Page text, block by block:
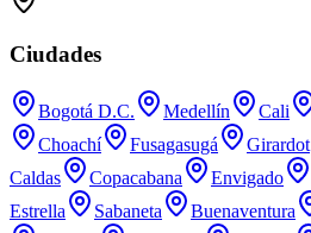
Ciudades
Bogotá D.C. Medellín Cali
Choachí
Fusagasugá Girardot
Caldas
Copacabana Envigado
Estrella
Sabaneta Buenaventura